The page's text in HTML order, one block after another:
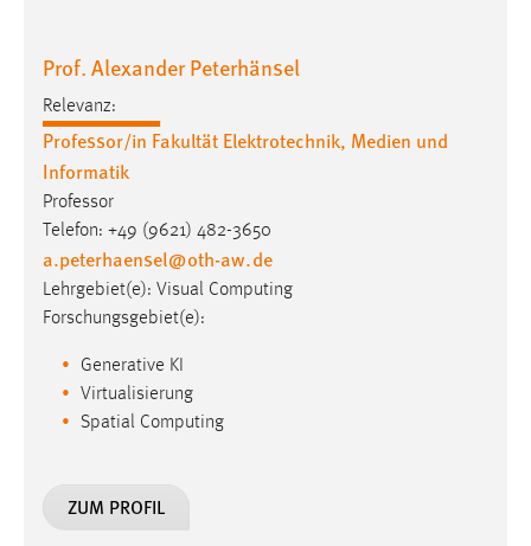
Prof. Alexander Peterhänsel
Relevanz:
Professor/in Fakultät Elektrotechnik, Medien und
Informatik
Professor
Telefon: +49 (9621) 482-3650
a.peterhaensel@oth-aw.de
Lehrgebiet(e): Visual Computing
Forschungsgebiet(e):
Generative KI
Virtualisierung
Spatial Computing
ZUM PROFIL
MibewSessionID, mibew-chat-frame-style-
5e9dbeb1811c0446 = Sitzungslaufzeit, mibew_locale = 3
Jahre, MIBEW_UserID = 1 Jahr
Login
Name:
Dieser Cookie ist notwendig um sich an der Website
einloggen zu können.